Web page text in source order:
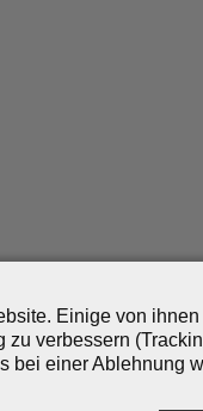
Einige von
zu verbessern
bei einer Ablehnung